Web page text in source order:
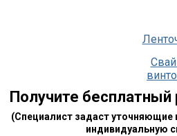
Получите
(Специалист задаст уточняющие
индивидуальную